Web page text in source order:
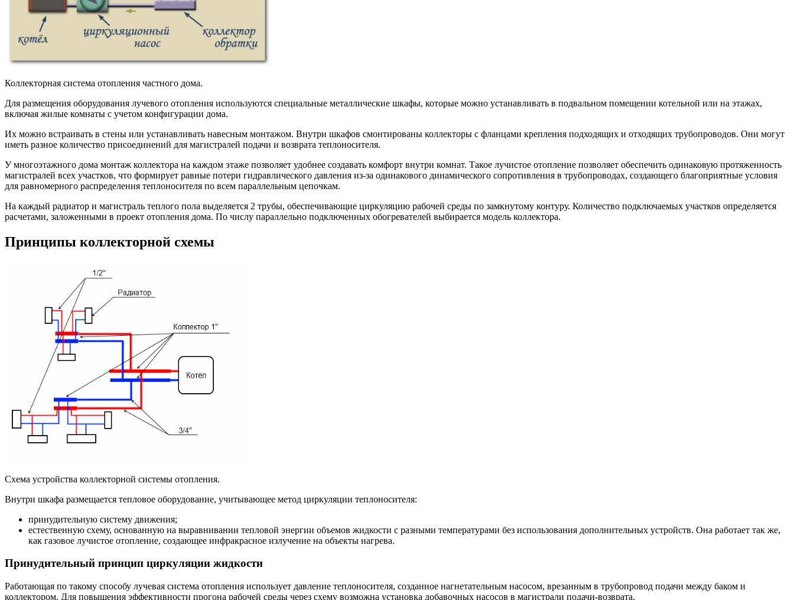
Коллекторная система отопления частного дома.
Для размещения оборудования лучевого отопления используются специальные металлические шкафы, которые можно устанавливать в подвальном помещении котельной или на этажах,
включая жилые комнаты с учетом конфигурации дома.
Их можно встраивать в стены или устанавливать навесным монтажом. Внутри шкафов смонтированы коллекторы с фланцами крепления подходящих и отходящих трубопроводов. Они могут
иметь разное количество присоединений для магистралей подачи и возврата теплоносителя.
У многоэтажного дома монтаж коллектора на каждом этаже позволяет удобнее создавать комфорт внутри комнат. Такое лучистое отопление позволяет обеспечить одинаковую протяженность
магистралей всех участков, что формирует равные потери гидравлического давления из-за одинакового динамического сопротивления в трубопроводах, создающего благоприятные условия
для равномерного распределения теплоносителя по всем параллельным цепочкам.
На каждый радиатор и магистраль теплого пола выделяется 2 трубы, обеспечивающие циркуляцию рабочей среды по замкнутому контуру. Количество подключаемых участков определяется
расчетами, заложенными в проект отопления дома. По числу параллельно подключенных обогревателей выбирается модель коллектора.
Принципы коллекторной схемы
Схема устройства коллекторной системы отопления.
Внутри шкафа размещается тепловое оборудование, учитывающее метод циркуляции теплоносителя:
принудительную систему движения;
естественную схему, основанную на выравнивании тепловой энергии объемов жидкости с разными температурами без использования дополнительных устройств. Она работает так же,
как газовое лучистое отопление, создающее инфракрасное излучение на объекты нагрева.
Принудительный принцип циркуляции жидкости
Работающая по такому способу лучевая система отопления использует давление теплоносителя, созданное нагнетательным насосом, врезанным в трубопровод подачи между баком и
коллектором. Для повышения эффективности прогона рабочей среды через схему возможна установка добавочных насосов в магистрали подачи-возврата.